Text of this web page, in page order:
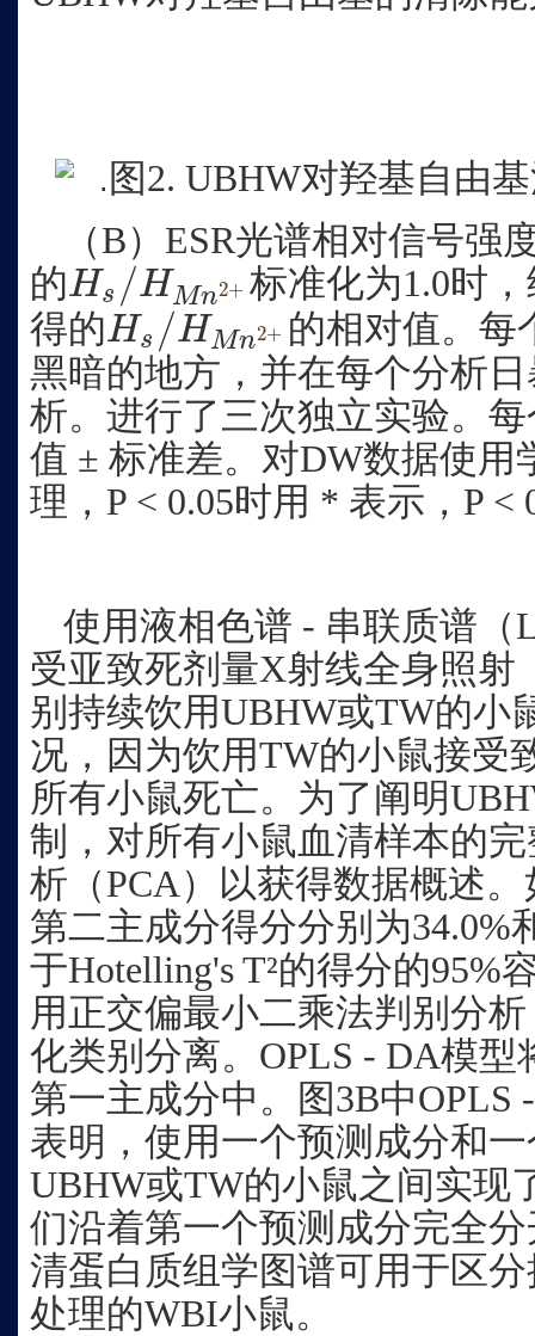
图2. UBHW对羟基自由
（B）ESR光谱相对信号强
的Hs /HMn2+
Hs/ H M n2+
标准化为1.0时
得的Hs /HMn2+
Hs/ H M n2+
的相对值。每
黑暗的地方，并在每个分析
析。进行了三次独立实验。
值 ± 标准差。对DW数据使用
理，P < 0.05时用 * 表示，P
使用液相色谱 - 串联质谱（
受亚致死剂量X射线全身照射
别持续饮用UBHW或TW的小
况，因为饮用TW的小鼠接受
所有小鼠死亡。为了阐明
制，对所有小鼠血清样本的
析（PCA）以获得数据概述
第二主成分得分分别为34.0%
于Hotelling's T²的得分的95%
用正交偏最小二乘法判别分
化类别分离。OPLS - DA模
第一主成分中。图3B中OPLS
表明，使用一个预测成分和
UBHW或TW的小鼠之间实现
们沿着第一个预测成分完全
清蛋白质组学图谱可用于区
处理的WBI小鼠。